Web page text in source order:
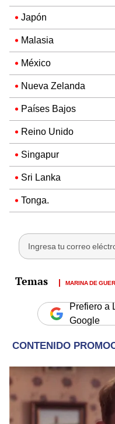
Japón
Malasia
México
Nueva Zelanda
Países Bajos
Reino Unido
Singapur
Sri Lanka
Tonga.
MARINA DE
Prefiero a
Google